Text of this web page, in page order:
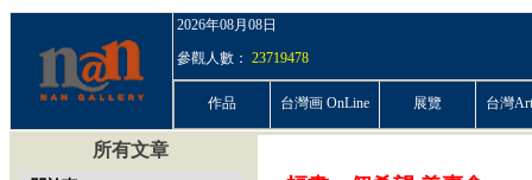
2026年08月08日
參觀人數： 23719478
作品 台灣画 OnLine 展覽 台灣
所有文章